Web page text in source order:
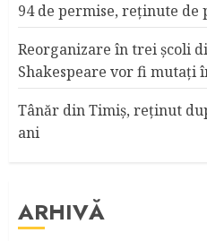
94 de permise, reținute de
Reorganizare în trei şcoli
Shakespeare vor fi mutaţi
Tânăr din Timiş, reţinut
ani
ARHIVĂ